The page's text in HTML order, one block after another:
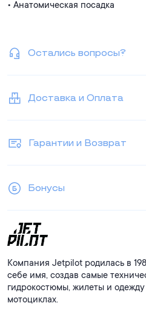
• Анатомическая посадка
Остались вопросы?
Доставка и Оплата
Гарантии и Возврат
Бонусы
Компания Jetpilot родилась в
себе имя, создав самые
гидрокостюмы, жилеты и
мотоциклах.